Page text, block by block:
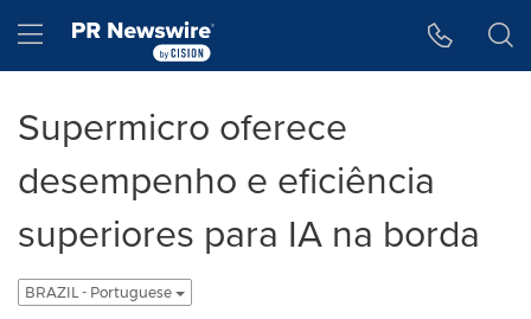
Hamburger menu
Supermicro oferece
desempenho e eficiência
superiores para IA na borda
BRAZIL - Portuguese